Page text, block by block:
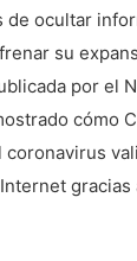
de ocultar
su
por el
cómo
coronavirus